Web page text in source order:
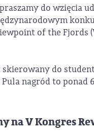
do wzięcia
of the Fjords
do
nagród to ponad
na V Kongres